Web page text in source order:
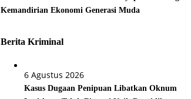
Kemandirian Ekonomi Generasi Muda
Berita Kriminal
6 Agustus 2026
Kasus Dugaan Penipuan Libatkan Oknum